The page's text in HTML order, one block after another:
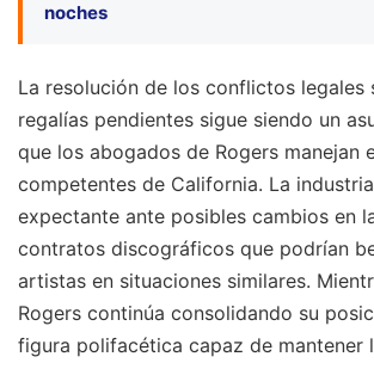
noches
La resolución de los conflictos legales
regalías pendientes sigue siendo un
que los abogados de Rogers manejan
competentes de California. La
expectante ante posibles cambios en
contratos discográficos que podrían
artistas en situaciones similares.
Rogers continúa consolidando su
figura polifacética capaz de mantener